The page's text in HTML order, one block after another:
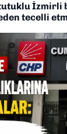
tutuklu
tecelli